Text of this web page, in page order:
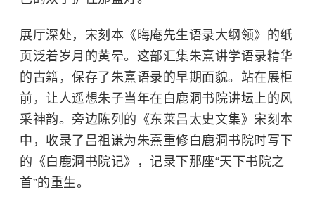
展厅深处，宋刻本《晦庵先生语录大纲领》的纸
页泛着岁月的黄晕。这部汇集朱熹讲学语录精华
的古籍，保存了朱熹语录的早期面貌。站在展柜
前，让人遥想朱子当年在 白鹿洞书院讲坛上的风
采神韵。旁边陈列的《东莱吕太史文集》宋刻本
中，收录了 吕祖谦为朱熹重修白鹿洞书院时写下
的《白鹿洞书院记》，记录下那座“天下书院之
首”的重生。